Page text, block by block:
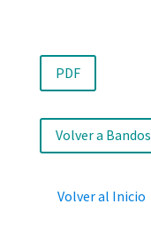
PDF
Volver a Bandos
Volver al Inicio